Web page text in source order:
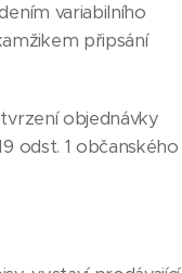
variabilního
připsání
objednávky
odst. 1 občanského